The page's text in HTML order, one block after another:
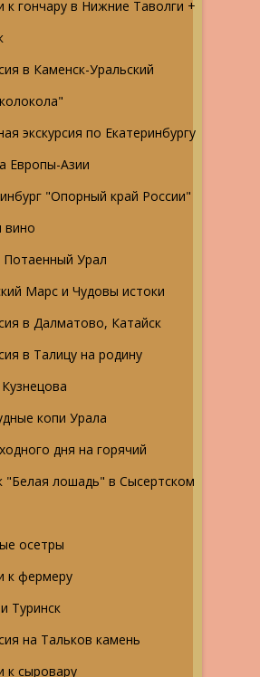
к гончару в Нижние Таволги +
в Каменск-Уральский
экскурсия по Екатеринбургу
Европы-Азии
"Опорный край России"
вино
Урал
Марс и Чудовы истоки
в Далматово, Катайск
в Талицу на родину
копи Урала
дня на горячий
"Белая лошадь" в Сысертском
осетры
к фермеру
Туринск
на Тальков камень
к сыровару